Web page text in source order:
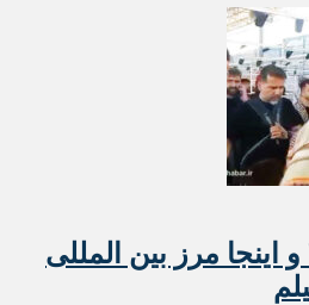
امروز ۶ مرداد ۴۰۵ و اینجا مرز بین المللی